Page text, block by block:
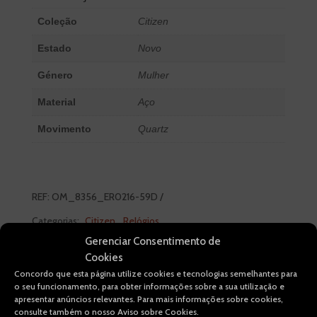
Gerenciar Consentimento de
Cookies
Concordo que esta página utilize cookies e tecnologias semelhantes para
o seu funcionamento, para obter informações sobre a sua utilização e
apresentar anúncios relevantes. Para mais informações sobre cookies,
consulte também o nosso Aviso sobre Cookies.
Coleção Citizen
Estado Novo
Género Mulher
Material Aço
Movimento Quartz
REF: OM_8356_ER0216-59D
Categorias: Citizen, Relógios
PRODUTOS RELACIONADOS